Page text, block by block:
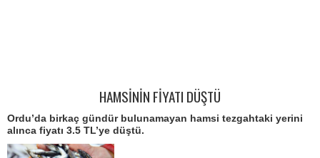
HAMSİNİN FİYATI DÜŞTÜ
Ordu’da birkaç gündür bulunamayan hamsi tezgahtaki yerini
alınca fiyatı 3.5 TL’ye düştü.